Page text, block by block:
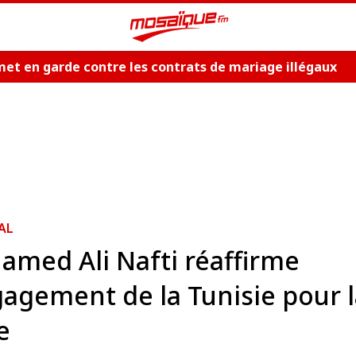
en garde contre les contrats de mariage illégaux
Ali Nafti réaffirme
de la Tunisie pour